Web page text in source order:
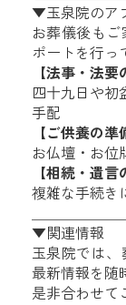
▼玉泉院のア
お葬儀後も
ポートを行っ
【法事・法要
四十九日や初
手配
【ご供養の準
お仏壇・お位
【相続・遺言
複雑な手続き
▼関連情報
玉泉院では、
最新情報を随
是非合わせて